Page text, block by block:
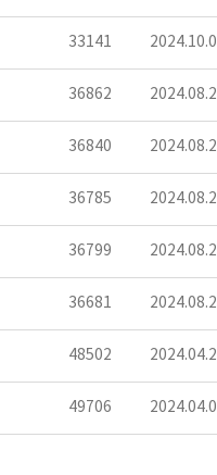
33141
36862
36840
36785
36799
36681
48502
49706